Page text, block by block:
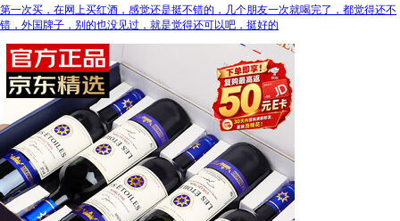
第一次买，在网上买红酒，感觉还是挺不错的，几个朋友一次就喝完了，都觉得还不
错，外国牌子，别的也没见过，就是觉得还可以吧，挺好的